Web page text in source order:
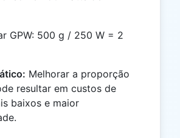
GPW: 500 g / 250 W = 2
Melhorar a proporção
resultar em custos de
baixos e maior